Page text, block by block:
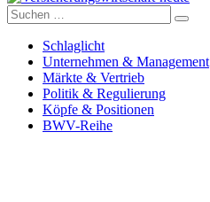
Versicherungswirtschaft-heute
Suche
nach:
Schlaglicht
Unternehmen & Management
Märkte & Vertrieb
Politik & Regulierung
Köpfe & Positionen
BWV-Reihe